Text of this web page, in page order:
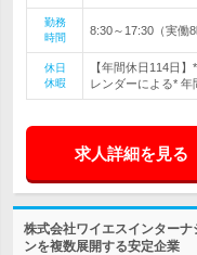
勤務
時間
8:30～17:30（実働
休日
休暇
【年間休日114日
レンダーによる* 年
求人詳細を見る
株式会社ワイエスインター
ンを複数展開する安定企業